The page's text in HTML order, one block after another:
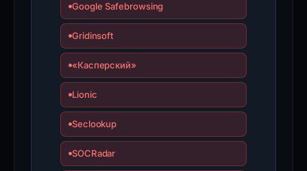
Google Safebrowsing
Gridinsoft
«Касперский»
Lionic
Seclookup
SOCRadar